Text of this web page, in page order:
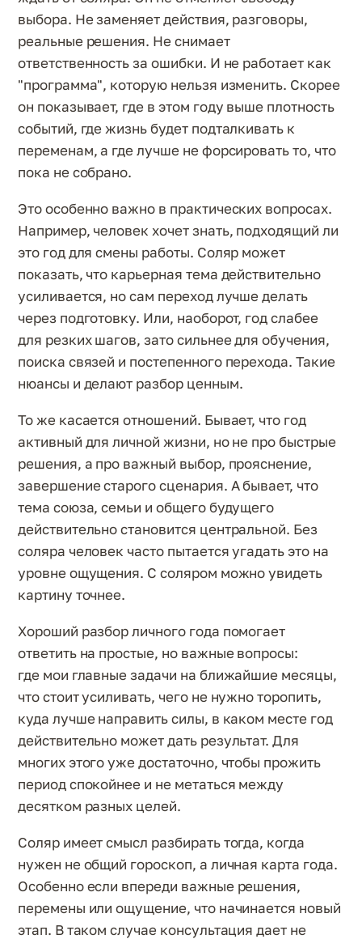
выбора. Не заменяет действия, разговоры,
реальные решения. Не снимает
ответственность за ошибки. И не работает как
"программа", которую нельзя изменить. Скорее
он показывает, где в этом году выше плотность
событий, где жизнь будет подталкивать к
переменам, а где лучше не форсировать то, что
пока не собрано.
Это особенно важно в практических вопросах.
Например, человек хочет знать, подходящий ли
это год для смены работы. Соляр может
показать, что карьерная тема действительно
усиливается, но сам переход лучше делать
через подготовку. Или, наоборот, год слабее
для резких шагов, зато сильнее для обучения,
поиска связей и постепенного перехода. Такие
нюансы и делают разбор ценным.
То же касается отношений. Бывает, что год
активный для личной жизни, но не про быстрые
решения, а про важный выбор, прояснение,
завершение старого сценария. А бывает, что
тема союза, семьи и общего будущего
действительно становится центральной. Без
соляра человек часто пытается угадать это на
уровне ощущения. С соляром можно увидеть
картину точнее.
Хороший разбор личного года помогает
ответить на простые, но важные вопросы:
где мои главные задачи на ближайшие месяцы,
что стоит усиливать, чего не нужно торопить,
куда лучше направить силы, в каком месте год
действительно может дать результат. Для
многих этого уже достаточно, чтобы прожить
период спокойнее и не метаться между
десятком разных целей.
Соляр имеет смысл разбирать тогда, когда
нужен не общий гороскоп, а личная карта года.
Особенно если впереди важные решения,
перемены или ощущение, что начинается новый
этап. В таком случае консультация дает не